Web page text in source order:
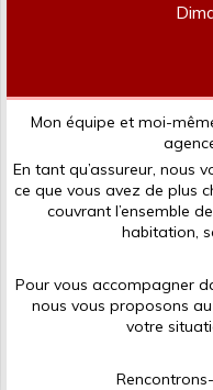
Mon équipe et moi-
En tant qu’assureur, nous
ce que vous avez de plus
couvrant l’ensemble
habitation,
Pour vous accompagner
nous vous proposons
votre